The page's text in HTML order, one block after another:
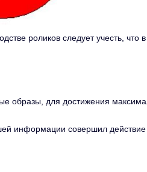
роликов следует учесть, что
образы, для достижения
информации совершил действие